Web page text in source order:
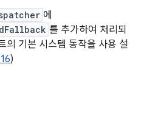
에
를 추가하여 처리되
의 기본 시스템 동작을 사용 설
)